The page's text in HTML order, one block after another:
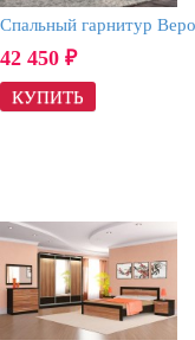
Спальный гарнитур
42 450 ₽